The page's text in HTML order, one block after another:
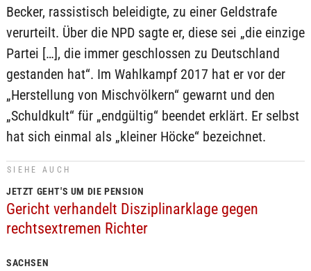
Becker, rassistisch beleidigte, zu einer Geldstrafe
verurteilt. Über die NPD sagte er, diese sei „die einzige
Partei […], die immer geschlossen zu Deutschland
gestanden hat“. Im Wahlkampf 2017 hat er vor der
„Herstellung von Mischvölkern“ gewarnt und den
„Schuldkult“ für „endgültig“ beendet erklärt. Er selbst
hat sich einmal als „kleiner Höcke“ bezeichnet.
SIEHE AUCH
JETZT GEHT'S UM DIE PENSION
Gericht verhandelt Disziplinarklage gegen
rechtsextremen Richter
SACHSEN